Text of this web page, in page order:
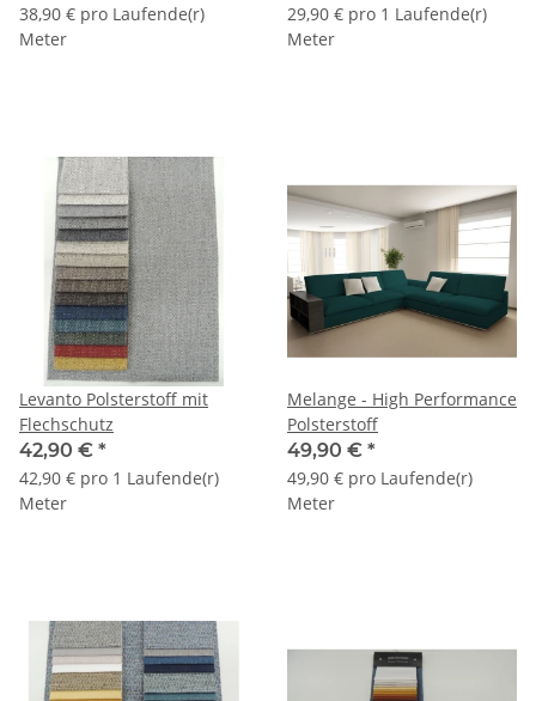
38,90 € pro Laufende(r)
Meter
29,90 € pro 1 Laufende(r)
Meter
Levanto Polsterstoff mit
Flechschutz
42,90 € *
42,90 € pro 1 Laufende(r)
Meter
Melange - High Performance
Polsterstoff
49,90 € *
49,90 € pro Laufende(r)
Meter